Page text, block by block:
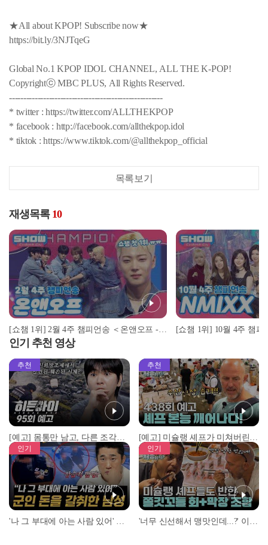
★All about KPOP! Subscribe now★
https://bit.ly/3NJTqeG
Global No.1 KPOP IDOL CHANNEL, ALL THE K-POP!
Copyrightⓒ MBC PLUS, All Rights Reserved.
------------------------------------------------------
* twitter : https://twitter.com/ALLTHEKPOP
* facebook : http://facebook.com/allthekpop.idol
* tiktok : https://www.tiktok.com/@allthekpop_official
목록보기
재생목록 10
[쇼챔 1위] 2월 4주 챔피언송 ＜온앤오프 - The Stranger＞ 앵콜 Full ver. l Show Champion l EP.544 l 250226
인기 추천 영상
추천
[예고] 몸통만 남고, 다른 조각은 어디에..? 시화호에서 드러난 충격적인 토막 살인사건!
추천
[예고] 미슐랭 셰프가 미쳐버린 이유! 본능이 깨어난 사건은?
인기 인기